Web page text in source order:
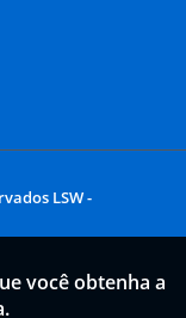
LSW -
você obtenha a